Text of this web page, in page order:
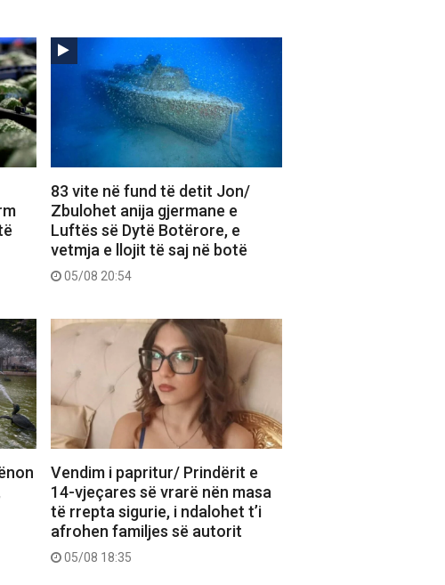
83 vite në fund të detit Jon/
Zbulohet anija gjermane e
Luftës së Dytë Botërore, e
vetmja e llojit të saj në botë
05/08 20:54
Vendim i papritur/ Prindërit e
14-vjeçares së vrarë nën masa
të rrepta sigurie, i ndalohet t’i
afrohen familjes së autorit
05/08 18:35